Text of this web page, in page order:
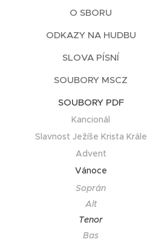
O SBORU
ODKAZY NA HUDBU
SLOVA PÍSNÍ
SOUBORY MSCZ
SOUBORY PDF
Kancionál
Slavnost Ježíše Krista Krále
Advent
Vánoce
Soprán
Alt
Tenor
Bas